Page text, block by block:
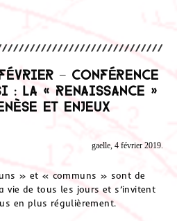
février – Conférence
: La « renaissance »
et enjeux
gaelle, 4 février 2019.
» et « communs » sont de
vie de tous les jours et s’invitent
en plus régulièrement.